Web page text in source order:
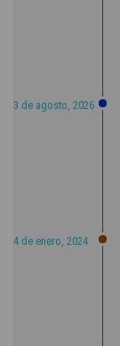
3 de agosto, 2026
4 de enero, 2024